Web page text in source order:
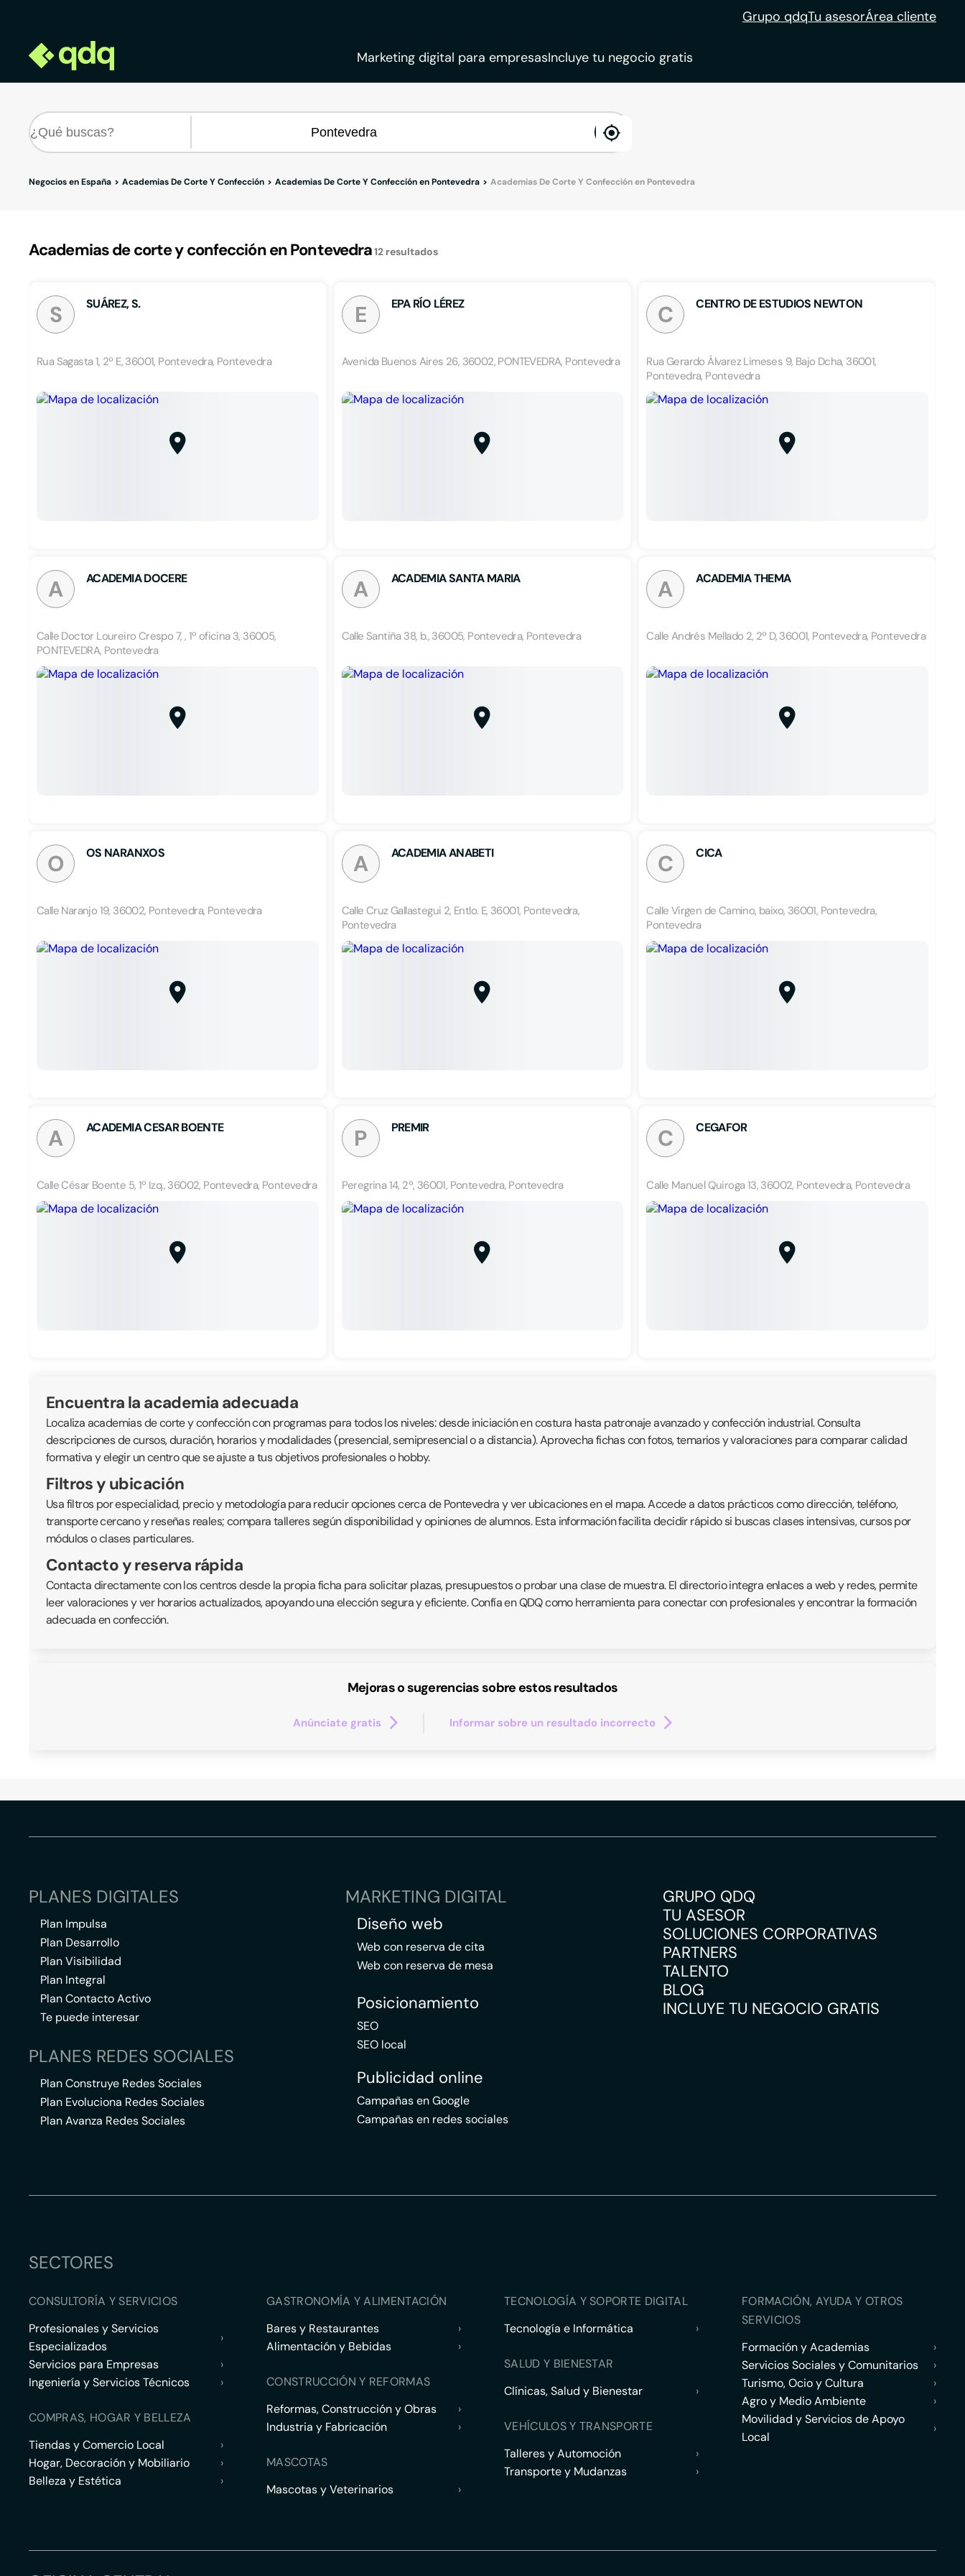
Grupo qdqTu asesorÁrea cliente
Marketing digital para empresasIncluye tu negocio gratis
enable
Negocios en España Academias De Corte Y Confección Academias De Corte Y Confección en Pontevedra Academias De Corte Y Confección en Pontevedra
Academias de corte y confección en Pontevedra12 resultados
S SUÁREZ, S.
Rua Sagasta 1, 2º E, 36001, Pontevedra, Pontevedra
E EPA RÍO LÉREZ
Avenida Buenos Aires 26, 36002, PONTEVEDRA, Pontevedra
C CENTRO DE ESTUDIOS NEWTON
Rua Gerardo Álvarez Limeses 9, Bajo Dcha, 36001,
Pontevedra, Pontevedra
A ACADEMIA DOCERE
Calle Doctor Loureiro Crespo 7, , 1º oficina 3, 36005,
PONTEVEDRA, Pontevedra
A ACADEMIA SANTA MARIA
Calle Santiña 38, b., 36005, Pontevedra, Pontevedra
A ACADEMIA THEMA
Calle Andrés Mellado 2, 2º D, 36001, Pontevedra, Pontevedra
O OS NARANXOS
Calle Naranjo 19, 36002, Pontevedra, Pontevedra
A ACADEMIA ANABETI
Calle Cruz Gallastegui 2, Entlo. E, 36001, Pontevedra,
Pontevedra
C CICA
Calle Virgen de Camino, baixo, 36001, Pontevedra,
Pontevedra
A ACADEMIA CESAR BOENTE
Calle César Boente 5, 1º Izq., 36002, Pontevedra, Pontevedra
P PREMIR
Peregrina 14, 2º, 36001, Pontevedra, Pontevedra
C CEGAFOR
Calle Manuel Quiroga 13, 36002, Pontevedra, Pontevedra
Encuentra la academia adecuada
Localiza academias de corte y confección con programas para todos los niveles: desde iniciación en costura hasta patronaje avanzado y confección industrial. Consulta
descripciones de cursos, duración, horarios y modalidades (presencial, semipresencial o a distancia). Aprovecha fichas con fotos, temarios y valoraciones para comparar calidad
formativa y elegir un centro que se ajuste a tus objetivos profesionales o hobby.
Filtros y ubicación
Usa filtros por especialidad, precio y metodología para reducir opciones cerca de Pontevedra y ver ubicaciones en el mapa. Accede a datos prácticos como dirección, teléfono,
transporte cercano y reseñas reales; compara talleres según disponibilidad y opiniones de alumnos. Esta información facilita decidir rápido si buscas clases intensivas, cursos por
módulos o clases particulares.
Contacto y reserva rápida
Contacta directamente con los centros desde la propia ficha para solicitar plazas, presupuestos o probar una clase de muestra. El directorio integra enlaces a web y redes, permite
leer valoraciones y ver horarios actualizados, apoyando una elección segura y eficiente. Confía en QDQ como herramienta para conectar con profesionales y encontrar la formación
adecuada en confección.
Mejoras o sugerencias sobre estos resultados
Anúnciate gratis Informar sobre un resultado incorrecto
PLANES DIGITALES
Plan Impulsa
Plan Desarrollo
Plan Visibilidad
Plan Integral
Plan Contacto Activo
Te puede interesar
PLANES REDES SOCIALES
Plan Construye Redes Sociales
Plan Evoluciona Redes Sociales
Plan Avanza Redes Sociales
MARKETING DIGITAL
Diseño web
Web con reserva de cita
Web con reserva de mesa
Posicionamiento
SEO
SEO local
Publicidad online
Campañas en Google
Campañas en redes sociales
GRUPO QDQ
TU ASESOR
SOLUCIONES CORPORATIVAS
PARTNERS
TALENTO
BLOG
INCLUYE TU NEGOCIO GRATIS
SECTORES
CONSULTORÍA Y SERVICIOS
Profesionales y Servicios
Especializados
›
Servicios para Empresas
›
Ingeniería y Servicios Técnicos
›
COMPRAS, HOGAR Y BELLEZA
Tiendas y Comercio Local
›
Hogar, Decoración y Mobiliario
›
Belleza y Estética
›
GASTRONOMÍA Y ALIMENTACIÓN
Bares y Restaurantes
›
Alimentación y Bebidas
›
CONSTRUCCIÓN Y REFORMAS
Reformas, Construcción y Obras
›
Industria y Fabricación
›
MASCOTAS
Mascotas y Veterinarios
›
TECNOLOGÍA Y SOPORTE DIGITAL
Tecnología e Informática
›
SALUD Y BIENESTAR
Clínicas, Salud y Bienestar
›
VEHÍCULOS Y TRANSPORTE
Talleres y Automoción
›
Transporte y Mudanzas
›
FORMACIÓN, AYUDA Y OTROS
SERVICIOS
Formación y Academias
›
Servicios Sociales y Comunitarios
›
Turismo, Ocio y Cultura
›
Agro y Medio Ambiente
›
Movilidad y Servicios de Apoyo
Local
›